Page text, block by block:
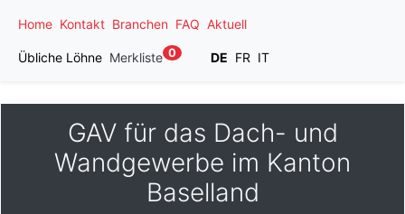
Home Kontakt Branchen FAQ Aktuell
Übliche Löhne Merkliste 0 DE FR IT
GAV für das Dach- und
Wandgewerbe im Kanton
Baselland